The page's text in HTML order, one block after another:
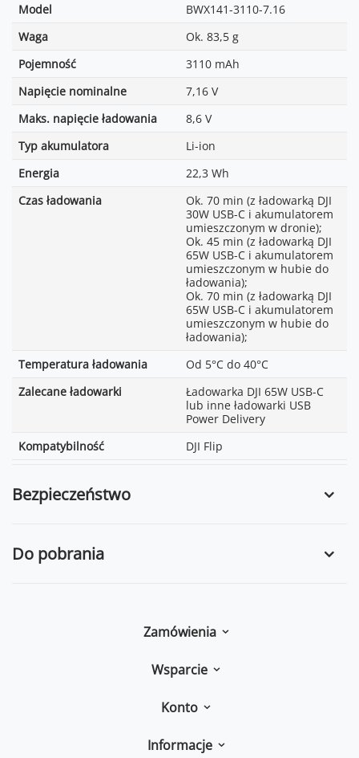
Model
BWX141-3110-7.16
Waga
Ok. 83,5 g
Pojemność
3110 mAh
Napięcie nominalne
7,16 V
Maks. napięcie ładowania
8,6 V
Typ akumulatora
Li-ion
Energia
22,3 Wh
Czas ładowania
Ok. 70 min (z ładowarką DJI
30W USB-C i akumulatorem
umieszczonym w dronie);
Ok. 45 min (z ładowarką DJI
65W USB-C i akumulatorem
umieszczonym w hubie do
ładowania);
Ok. 70 min (z ładowarką DJI
65W USB-C i akumulatorem
umieszczonym w hubie do
ładowania);
Temperatura ładowania
Od 5°C do 40°C
Zalecane ładowarki
Ładowarka DJI 65W USB-C
lub inne ładowarki USB
Power Delivery
Kompatybilność
DJI Flip
Bezpieczeństwo
Do pobrania
Zamówienia
Wsparcie
Konto
Informacje